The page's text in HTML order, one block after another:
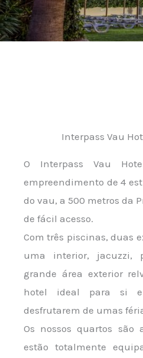
Interpass Vau
O Interpass Vau
empreendimento de 4
do vau, a 500 metros da
de fácil acesso.
Com três piscinas, duas
uma interior, jacuzzi,
grande área exterior
hotel ideal para si
desfrutarem de umas
Os nossos quartos são
estão totalmente